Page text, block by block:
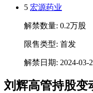
5 宏源药业
解禁数量: 0.2万股
限售类型: 首发
解禁日期: 2024-03-
刘辉高管持股变